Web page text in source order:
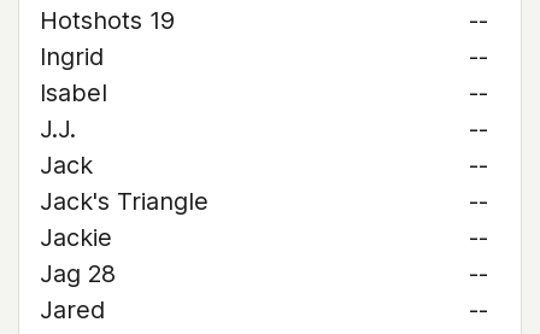
Hotshots 19
--
Ingrid
--
Isabel
--
J.J.
--
Jack
--
Jack's Triangle
--
Jackie
--
Jag 28
--
Jared
--